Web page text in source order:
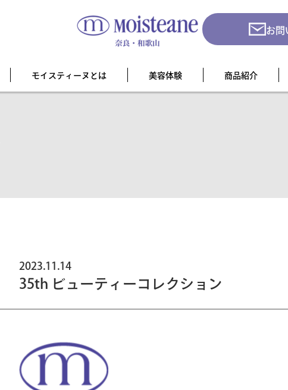
お問
モイスティーヌとは 美容体験 商品紹介
2023.11.14
35th ビューティーコレクション